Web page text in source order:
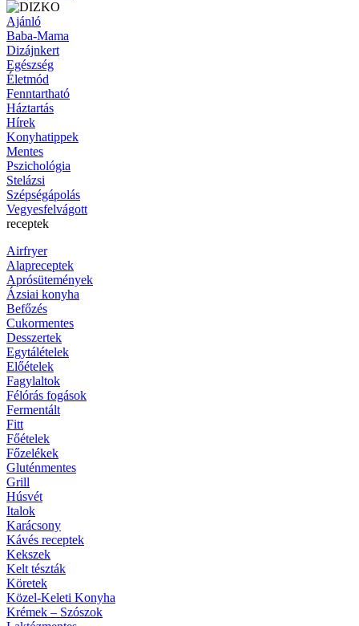
Ajánló
Baba-Mama
Dizájnkert
Egészség
Életmód
Fenntartható
Háztartás
Hírek
Konyhatippek
Mentes
Pszichológia
Stelázsi
Szépségápolás
Vegyesfelvágott
receptek
Airfryer
Alapreceptek
Aprósütemények
Ázsiai konyha
Befőzés
Cukormentes
Desszertek
Egytálételek
Előételek
Fagylaltok
Félórás fogások
Fermentált
Fitt
Főételek
Főzelékek
Gluténmentes
Grill
Húsvét
Italok
Karácsony
Kávés receptek
Kekszek
Kelt tészták
Köretek
Közel-Keleti Konyha
Krémek – Szószok